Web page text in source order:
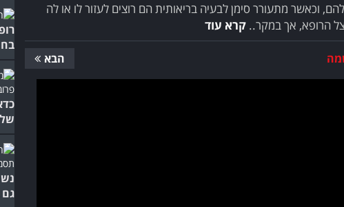
וכאשר מתעורר סימן לבעיה בריאותית הם רוצים לעזור לו או לה
הרופא, אך במקר.. קרא עוד
הבא
גם